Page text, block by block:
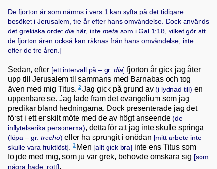
De fjorton år som nämns i vers 1 kan syfta på det tidigare
besöket i Jerusalem, tre år efter hans omvändelse. Dock används
det grekiska ordet dia här, inte meta som i Gal 1:18 , vilket gör att
de fjorton åren också kan räknas från hans omvändelse, inte
efter de tre åren.]
Sedan, efter [ett intervall på – gr. dia] fjorton år gick jag åter
upp till Jerusalem tillsammans med Barnabas och tog
även med mig Titus. 2 Jag gick på grund av (i lydnad till) en
uppenbarelse. Jag lade fram det evangelium som jag
predikar bland hedningarna. Dock presenterade jag det
först i ett enskilt möte med de av högt anseende (de
inflytelserika personerna), detta för att jag inte skulle springa
(löpa – gr. trecho) eller ha sprungit i onödan [mitt arbete inte
skulle vara fruktlöst] . 3 Men [allt gick bra] inte ens Titus som
följde med mig, som ju var grek, behövde omskära sig [som
några hade trott] .